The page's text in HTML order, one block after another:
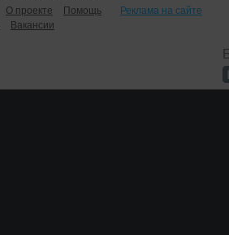
О проекте Помощь
Реклама на сайте
Вакансии